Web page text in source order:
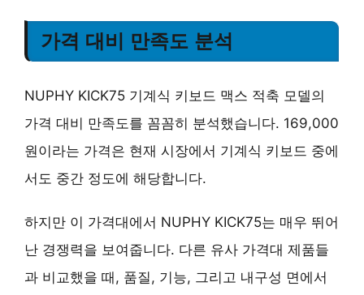
가격 대비 만족도 분석
NUPHY KICK75 기계식 키보드 맥스 적축 모델의
가격 대비 만족도를 꼼꼼히 분석했습니다. 169,000
원이라는 가격은 현재 시장에서 기계식 키보드 중에
서도 중간 정도에 해당합니다.
하지만 이 가격대에서 NUPHY KICK75는 매우 뛰어
난 경쟁력을 보여줍니다. 다른 유사 가격대 제품들
과 비교했을 때, 품질, 기능, 그리고 내구성 면에서